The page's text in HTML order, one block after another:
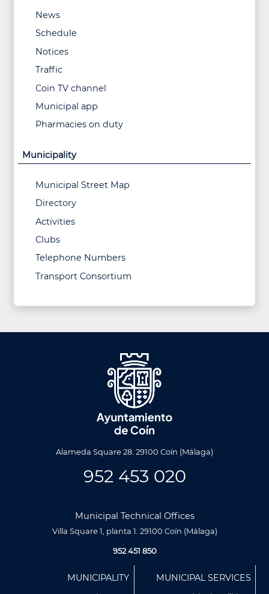
News
Schedule
Notices
Traffic
Coin TV channel
Municipal app
Pharmacies on duty
Municipality
Municipal Street Map
Directory
Activities
Clubs
Telephone Numbers
Transport Consortium
Alameda Square 28. 29100 Coín (Málaga)
952 453 020
Municipal Technical Offices
Villa Square 1, planta 1. 29100 Coín (Málaga)
952 451 850
MUNICIPALITY MUNICIPAL SERVICES